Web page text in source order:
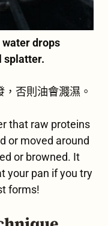
drops
splatter.
否則油會濺濕。
that raw proteins
or moved around
or browned. It
your pan if you try
forms!